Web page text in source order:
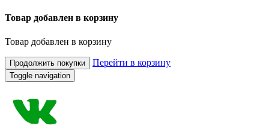
Товар добавлен в корзину
Товар добавлен в корзину
Продолжить покупки Перейти в корзину
Toggle navigation